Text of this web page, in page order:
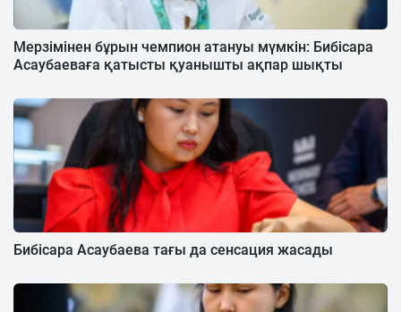
Мерзімінен бұрын чемпион атануы мүмкін: Бибісара
Асаубаеваға қатысты қуанышты ақпар шықты
Бибісара Асаубаева тағы да сенсация жасады